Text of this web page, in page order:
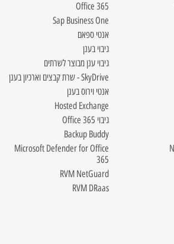
Office 365
Sap Business One
אנטי ספאם
גיבוי בענן
גיבוי ענן מבוצר לשרתים
SkyDrive - שרת קבצים וארכיון בענן
אנטי וירוס בענן
Hosted Exchange
גיבוי Office 365
Backup Buddy
Microsoft Defender for Office
365
RVM NetGuard
RVM DRaas